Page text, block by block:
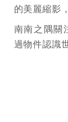
的美麗縮影
南南之隅關
過物件認識